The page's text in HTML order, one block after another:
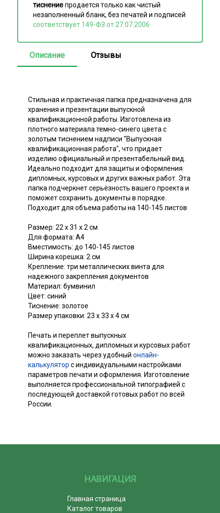
тиснениепродается только как чистый
незаполненный бланк, без печатей и подписей
соответствует 149-ФЗ от 27.07.2006
Описание Отзывы
Стильная и практичная папка предназначена для
хранения и презентации выпускной
квалификационной работы. Изготовлена из
плотного материала темно-синего цвета с
золотым тиснением надписи "Выпускная
квалификационная работа", что придает
изделию официальный и презентабельный вид.
Идеально подходит для защиты и оформления
дипломных, курсовых и других важных работ. Эта
папка подчеркнет серьёзность вашего проекта и
поможет сохранить документы в порядке.
Подходит для объема работы на 140-145 листов
Размер: 22 х 31 х 2 см
Для формата: А4
Вместимость: до 140-145 листов
Ширина корешка: 2 см
Крепление: три металлических винта для
надежного закрепления документов
Материал: бумвинил
Цвет: синий
Тиснение: золотое
Размер упаковки: 23 х 33 х 4 см
Печать и переплет выпускных
квалификационных, дипломных и курсовых работ
можно заказать через удобный онлайн-
калькулятор с индивидуальными настройками
параметров печати и оформления. Изготовление
выполняется профессиональной типографией с
последующей доставкой готовых работ по всей
России.
НАВИГАЦИЯ
Главная страница
Каталог товаров